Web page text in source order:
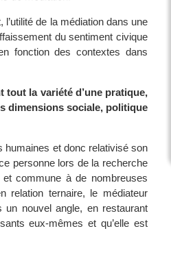
l’utilité de la médiation dans une
du sentiment civique
fonction des contextes dans
tout la variété d’une pratique,
dimensions sociale, politique
humaines et donc relativisé son
personne lors de la recherche
et commune à de nombreuses
relation ternaire, le médiateur
nouvel angle, en restaurant
eux-mêmes et qu’elle est